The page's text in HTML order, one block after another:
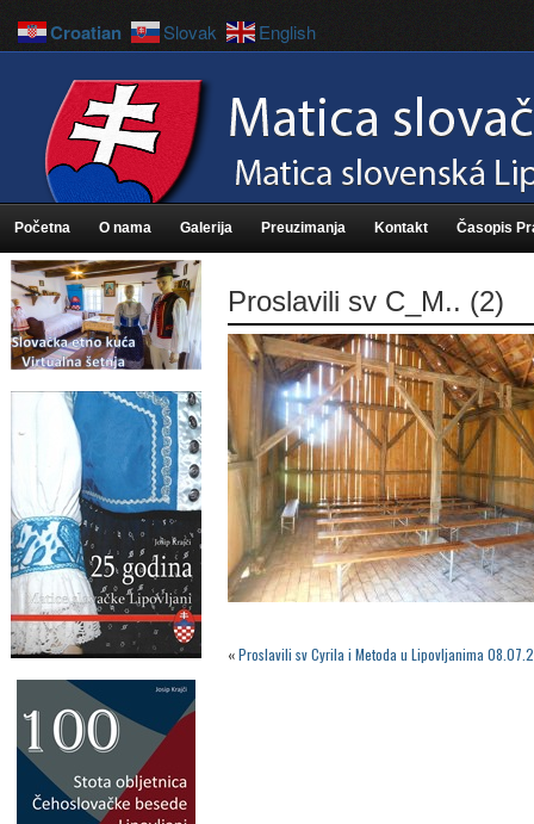
Početna O nama Galerija Preuzimanja Kontakt Časopis
Proslavili sv C_M.. (2)
«Proslavili sv Cyrila i Metoda u Lipovljanima
Croatian Slovak English